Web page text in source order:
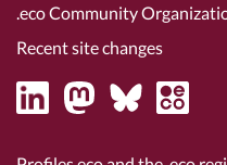
.eco Community
Recent site changes